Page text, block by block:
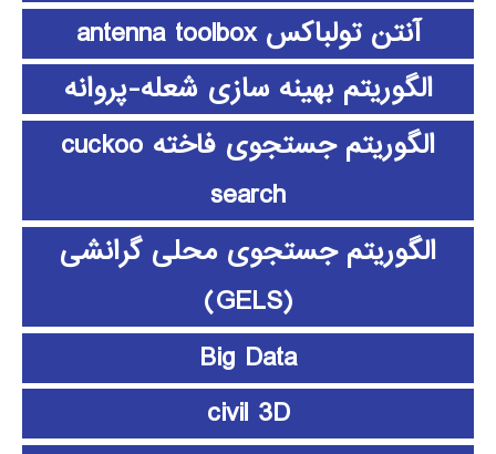
آنتن تولباکس antenna toolbox
الگوریتم بهینه سازی شعله-پروانه
الگوریتم جستجوی فاخته cuckoo
search
الگوریتم جستجوی محلی گرانشی
(GELS)
Big Data
civil 3D